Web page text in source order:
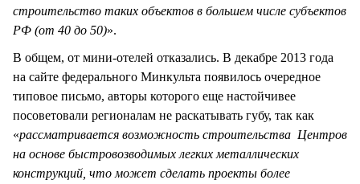
строительство таких объектов в большем числе субъектов
РФ (от 40 до 50)».
В общем, от мини-отелей отказались. В декабре 2013 года
на сайте федерального Минкульта появилось очередное
типовое письмо, авторы которого еще настойчивее
посоветовали регионалам не раскатывать губу, так как
«рассматривается возможность строительства Центров
на основе быстровозводимых легких металлических
конструкций, что может сделать проекты более